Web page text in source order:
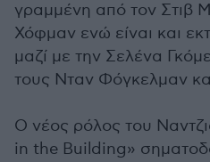
γραμμένη από τον Στιβ
Χόφμαν ενώ είναι και
μαζί με την Σελένα
τους Νταν Φόγκελμαν
Ο νέος ρόλος του
in the Building»